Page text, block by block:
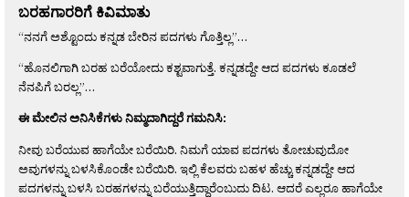
ಬರಹಗಾರರಿಗೆ ಕಿವಿಮಾತು
“ನನಗೆ ಅಶ್ಟೊಂದು ಕನ್ನಡ ಬೇರಿನ ಪದಗಳು ಗೊತ್ತಿಲ್ಲ”…
“ಹೊನಲಿಗಾಗಿ ಬರಹ ಬರೆಯೋದು ಕಶ್ಟವಾಗುತ್ತೆ. ಕನ್ನಡದ್ದೇ ಆದ ಪದಗಳು ಕೂಡಲೆ
ನೆನಪಿಗೆ ಬರಲ್ಲ”…
ಈ ಮೇಲಿನ ಅನಿಸಿಕೆಗಳು ನಿಮ್ಮದಾಗಿದ್ದರೆ ಗಮನಿಸಿ:
ನೀವು ಬರೆಯುವ ಹಾಗೆಯೇ ಬರೆಯಿರಿ. ನಿಮಗೆ ಯಾವ ಪದಗಳು ತೋಚುವುದೋ
ಅವುಗಳನ್ನು ಬಳಸಿಕೊಂಡೇ ಬರೆಯಿರಿ. ಇಲ್ಲಿ ಕೆಲವರು ಬಹಳ ಹೆಚ್ಚು ಕನ್ನಡದ್ದೇ ಆದ
ಪದಗಳನ್ನು ಬಳಸಿ ಬರಹಗಳನ್ನು ಬರೆಯುತ್ತಿದ್ದಾರೆಂಬುದು ದಿಟ. ಆದರೆ ಎಲ್ಲರೂ ಹಾಗೆಯೇ